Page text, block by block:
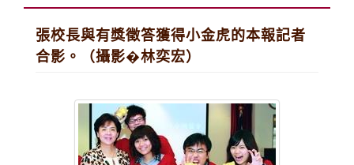
張校長與有獎徵答獲得小金虎的本報記者
合影。（攝影�林奕宏）